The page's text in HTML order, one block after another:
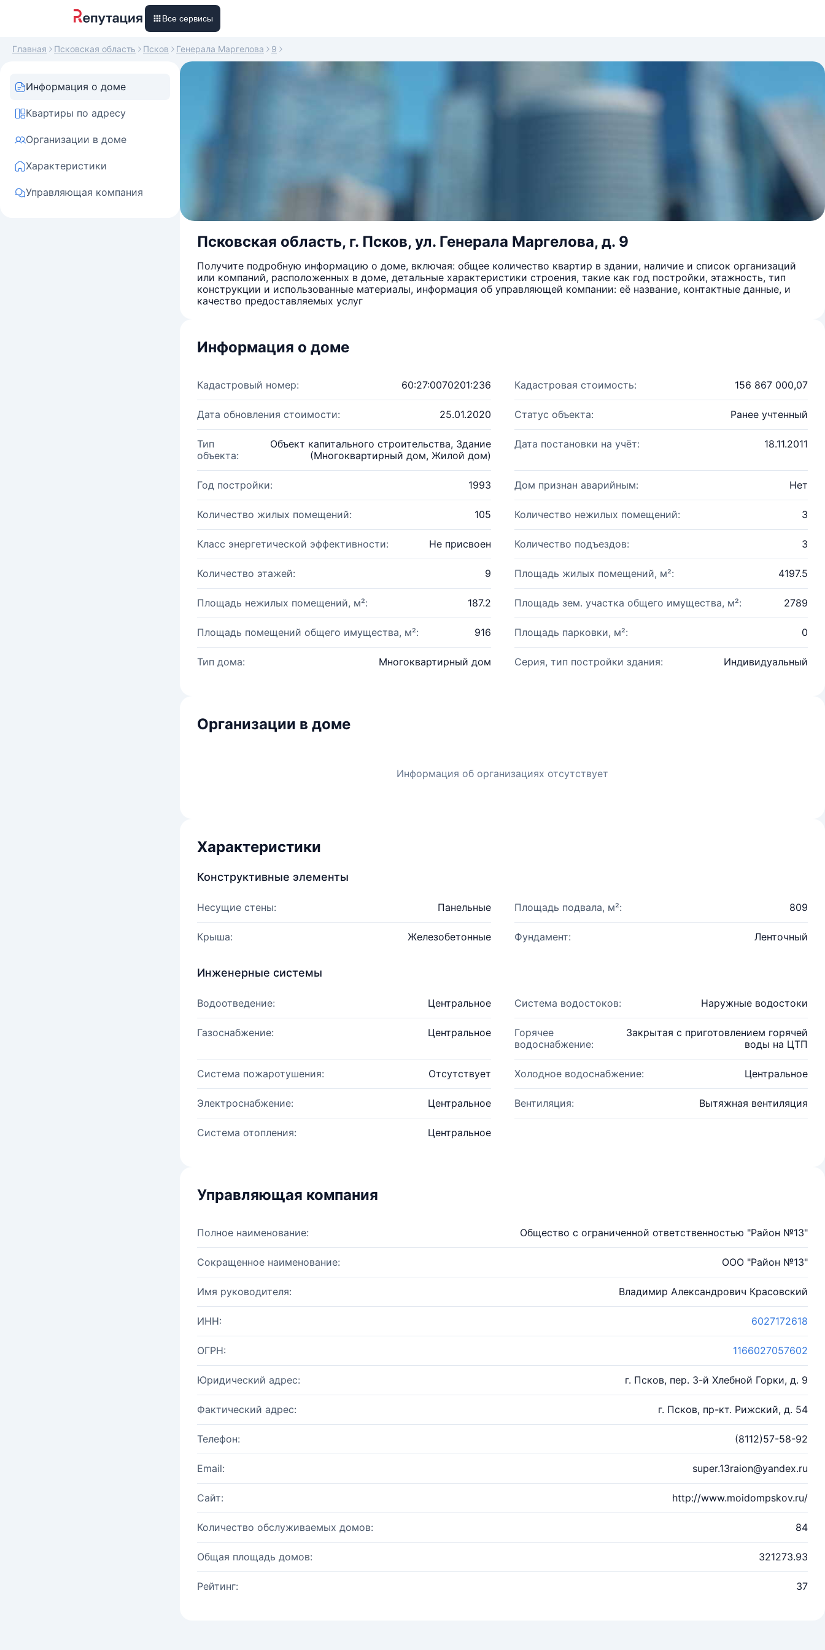
Все сервисы
Главная Псковская область Псков Генерала Маргелова 9
Информация о доме
Квартиры по адресу
Организации в доме
Характеристики
Управляющая компания
Псковская область, г. Псков, ул. Генерала Маргелова, д. 9
Получите подробную информацию о доме, включая: общее количество квартир в здании, наличие и список организаций
или компаний, расположенных в доме, детальные характеристики строения, такие как год постройки, этажность, тип
конструкции и использованные материалы, информация об управляющей компании: её название, контактные данные, и
качество предоставляемых услуг
Информация о доме
Кадастровый номер: 60:27:0070201:236 Кадастровая стоимость: 156 867 000,07
Дата обновления стоимости: 25.01.2020 Статус объекта: Ранее учтенный
Тип
объекта:
Объект капитального строительства, Здание
(Многоквартирный дом, Жилой дом)
Дата постановки на учёт: 18.11.2011
Год постройки: 1993 Дом признан аварийным: Нет
Количество жилых помещений: 105 Количество нежилых помещений: 3
Класс энергетической эффективности: Не присвоен Количество подъездов: 3
Количество этажей: 9 Площадь жилых помещений, м²: 4197.5
Площадь нежилых помещений, м²: 187.2 Площадь зем. участка общего имущества, м²: 2789
Площадь помещений общего имущества, м²: 916 Площадь парковки, м²: 0
Тип дома: Многоквартирный дом Серия, тип постройки здания: Индивидуальный
Организации в доме
Информация об организациях отсутствует
Характеристики
Конструктивные элементы
Несущие стены: Панельные Площадь подвала, м²: 809
Крыша: Железобетонные Фундамент: Ленточный
Инженерные системы
Водоотведение: Центральное Система водостоков: Наружные водостоки
Газоснабжение: Центральное
Горячее
водоснабжение:
Закрытая с приготовлением горячей
воды на ЦТП
Система пожаротушения: Отсутствует Холодное водоснабжение: Центральное
Электроснабжение: Центральное Вентиляция: Вытяжная вентиляция
Система отопления: Центральное
Управляющая компания
Полное наименование: Общество с ограниченной ответственностью "Район №13"
Сокращенное наименование: ООО "Район №13"
Имя руководителя: Владимир Александрович Красовский
ИНН: 6027172618
ОГРН: 1166027057602
Юридический адрес: г. Псков, пер. 3-й Хлебной Горки, д. 9
Фактический адрес: г. Псков, пр-кт. Рижский, д. 54
Телефон: (8112)57-58-92
Email: super.13raion@yandex.ru
Сайт: http://www.moidompskov.ru/
Количество обслуживаемых домов: 84
Общая площадь домов: 321273.93
Рейтинг: 37